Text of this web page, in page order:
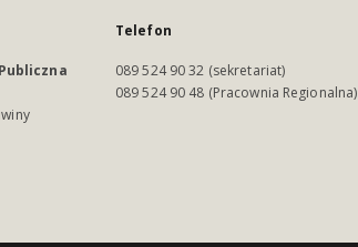
Telefon
089 524 90 32 (sekretariat)
089 524 90 48 (Pracownia Regionalna)